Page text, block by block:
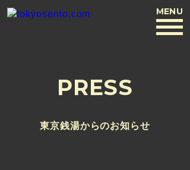
PRESS
東京銭湯からのお知らせ
MENU
BACK